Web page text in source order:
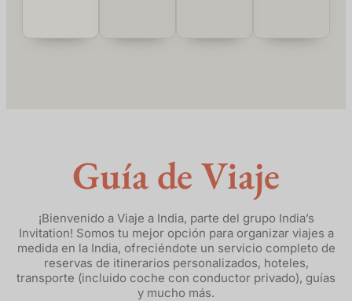
Guía de Viaje
¡Bienvenido a Viaje a India, parte del grupo India’s
Invitation! Somos tu mejor opción para organizar viajes a
medida en la India, ofreciéndote un servicio completo de
reservas de itinerarios personalizados, hoteles,
transporte (incluido coche con conductor privado), guías
y mucho más.